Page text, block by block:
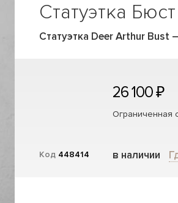
Статуэтка
Статуэтка Deer Arthur Bust
Код 448414
26 100 ₽
Ограниченная
в наличии